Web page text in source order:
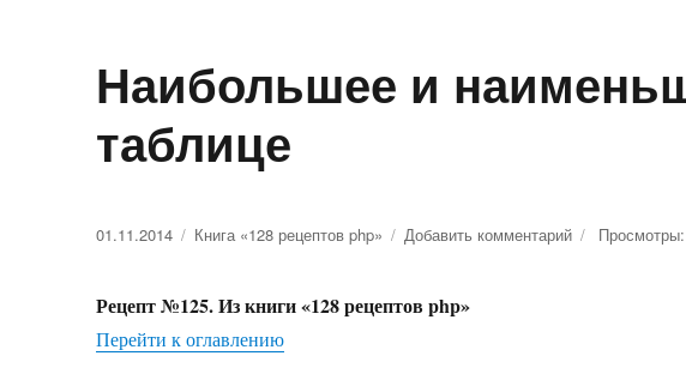
Наибольшее и
таблице
Опубликовано
01.11.2014 Рубрики
Книга «128 рецептов php» Добавить комментарий
Рецепт №125. Из книги «128 рецептов php»
Перейти к оглавлению